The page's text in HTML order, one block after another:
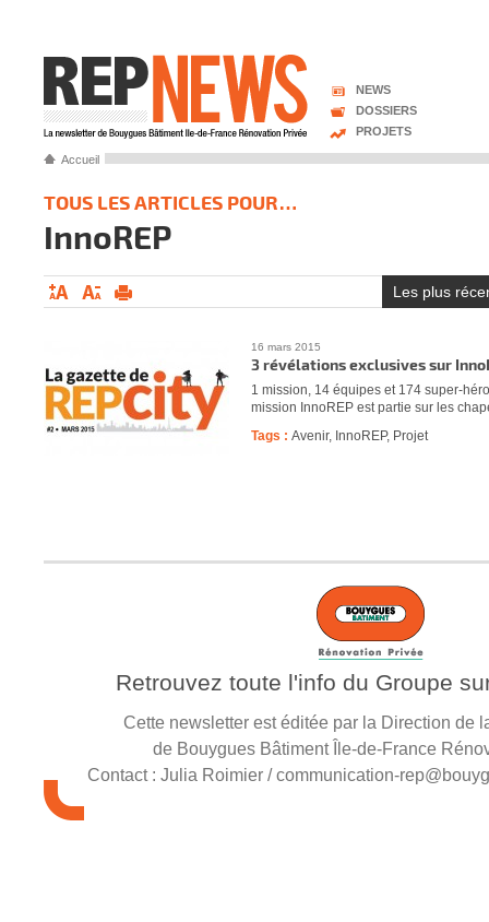
NEWS
DOSSIERS
PROJETS
Accueil
TOUS LES ARTICLES POUR…
InnoREP
Les plus
16 mars 2015
3 révélations exclusives sur
1 mission, 14 équipes et 174 super-
mission InnoREP est partie sur les
Tags : Avenir, InnoREP, Projet
Retrouvez toute l'info du Groupe
Cette newsletter est éditée par la Direction de
de Bouygues Bâtiment Île-de-France
Contact : Julia Roimier / communication-